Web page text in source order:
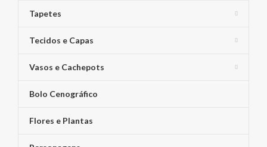
Tapetes
Tecidos e Capas
Vasos e Cachepots
Bolo Cenográfico
Flores e Plantas